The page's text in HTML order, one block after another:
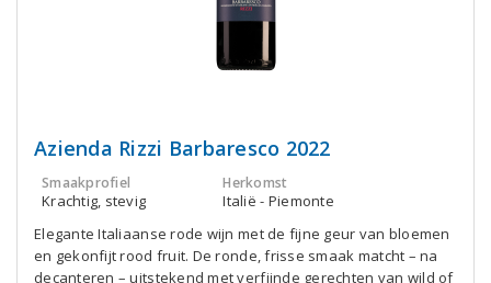
Azienda Rizzi Barbaresco 2022
Smaakprofiel
Krachtig, stevig
Herkomst
Italië - Piemonte
Elegante Italiaanse rode wijn met de fijne geur van bloemen
en gekonfijt rood fruit. De ronde, frisse smaak matcht – na
decanteren – uitstekend met verfijnde gerechten van wild of